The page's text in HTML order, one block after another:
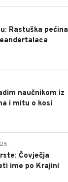
Rastuška pećina
naučnikom iz
i mitu o kosi
Čovječja
ime po Krajini